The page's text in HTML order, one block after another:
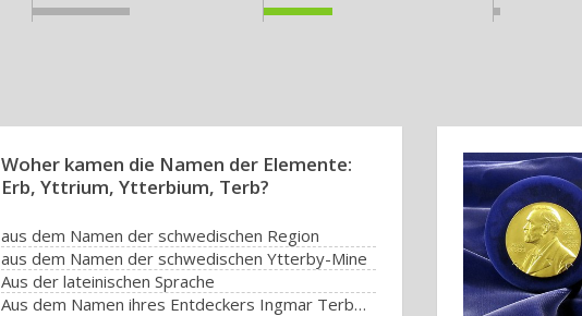
Woher kamen die Namen der Elemente:
Erb, Yttrium, Ytterbium, Terb?
aus dem Namen der schwedischen Region
aus dem Namen der schwedischen Ytterby-Mine
Aus der lateinischen Sprache
Aus dem Namen ihres Entdeckers Ingmar Terber